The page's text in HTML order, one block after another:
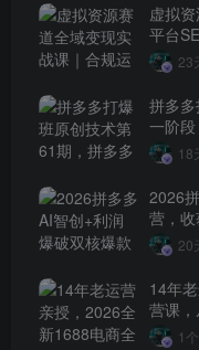
虚拟
平台
玩法23
拼多
一阶
作・投
18
2026
营，
0-1打20
14年
营课
+工具
1